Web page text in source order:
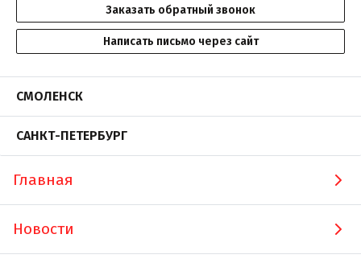
Заказать обратный звонок
Написать письмо через сайт
СМОЛЕНСК
САНКТ-ПЕТЕРБУРГ
Главная
Новости